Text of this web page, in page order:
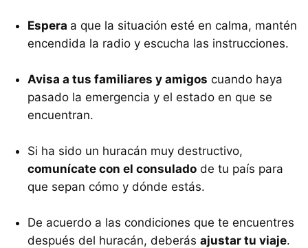
Espera a que la situación esté en calma, mantén
encendida la radio y escucha las instrucciones.
Avisa a tus familiares y amigos cuando haya
pasado la emergencia y el estado en que se
encuentran.
Si ha sido un huracán muy destructivo,
comunícate con el consulado de tu país para
que sepan cómo y dónde estás.
De acuerdo a las condiciones que te encuentres
después del huracán, deberás ajustar tu viaje.